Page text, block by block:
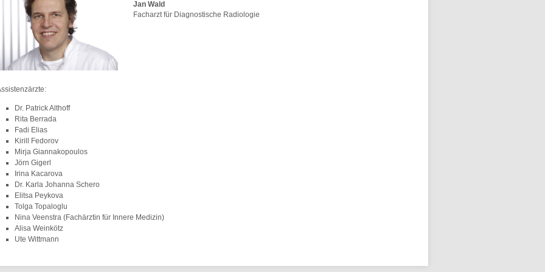
Jan Wald
Facharzt für Diagnostische Radiologie
Dr. Patrick Althoff
Rita Berrada
Fadi Elias
Kirill Fedorov
Mirja Giannakopoulos
Jörn Gigerl
Irina Kacarova
Dr. Karla Johanna Schero
Elitsa Peykova
Tolga Topaloglu
Nina Veenstra (Fachärztin für Innere Medizin)
Alisa Weinkötz
Ute Wittmann